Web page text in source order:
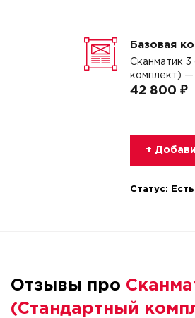
Базовая
Сканматик 3
комплект) —
42 800 ₽
+
Статус:
Отзывы про
(Стандартный